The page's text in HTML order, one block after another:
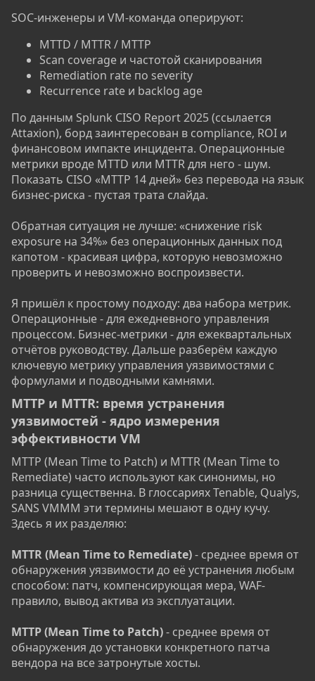
SOC-инженеры и VM-команда оперируют:
MTTD / MTTR / MTTP
Scan coverage и частотой сканирования
Remediation rate по severity
Recurrence rate и backlog age
По данным Splunk CISO Report 2025 (ссылается
Attaxion), борд заинтересован в compliance, ROI и
финансовом импакте инцидента. Операционные
метрики вроде MTTD или MTTR для него - шум.
Показать CISO «MTTP 14 дней» без перевода на язык
бизнес-риска - пустая трата слайда.
Обратная ситуация не лучше: «снижение risk
exposure на 34%» без операционных данных под
капотом - красивая цифра, которую невозможно
проверить и невозможно воспроизвести.
Я пришёл к простому подходу: два набора метрик.
Операционные - для ежедневного управления
процессом. Бизнес-метрики - для ежеквартальных
отчётов руководству. Дальше разберём каждую
ключевую метрику управления уязвимостями с
формулами и подводными камнями.
MTTP и MTTR: время устранения
уязвимостей - ядро измерения
эффективности VM​
MTTP (Mean Time to Patch) и MTTR (Mean Time to
Remediate) часто используют как синонимы, но
разница существенна. В глоссариях Tenable, Qualys,
SANS VMMM эти термины мешают в одну кучу.
Здесь я их разделяю:
MTTR (Mean Time to Remediate)- среднее время от
обнаружения уязвимости до её устранения любым
способом: патч, компенсирующая мера, WAF-
правило, вывод актива из эксплуатации.
MTTP (Mean Time to Patch)- среднее время от
обнаружения до установки конкретного патча
вендора на все затронутые хосты.